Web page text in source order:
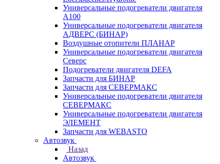
Универсальные подогреватели двигателя
A100
Универсальные подогреватели двигателя
АДВЕРС (БИНАР)
Воздушные отопители ПЛАНАР
Универсальные подогреватели двигателя
Северс
Подогреватели двигателя DEFA
Запчасти для БИНАР
Запчасти для СЕВЕРМАКС
Универсальные подогреватели двигателя
СЕВЕРМАКС
Универсальные подогреватели двигателя
ЭЛЕМЕНТ
Запчасти для WEBASTO
Автозвук
Назад
Автозвук